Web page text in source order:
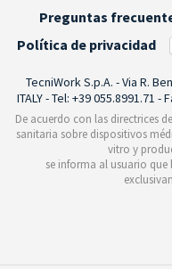
Preguntas
Política de privacidad
TecniWork S.p.A. - Via R.
ITALY - Tel: +39 055.8991.71 -
De acuerdo con las directrices
sanitaria sobre dispositivos
vitro y
se informa al usuario